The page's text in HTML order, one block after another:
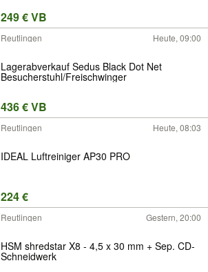
249 € VB
Reutlingen Heute, 09:00
Lagerabverkauf Sedus Black Dot Net
Besucherstuhl/Freischwinger
436 € VB
Reutlingen Heute, 08:03
IDEAL Luftreiniger AP30 PRO
224 €
Reutlingen Gestern, 20:00
HSM shredstar X8 - 4,5 x 30 mm + Sep. CD-
Schneidwerk